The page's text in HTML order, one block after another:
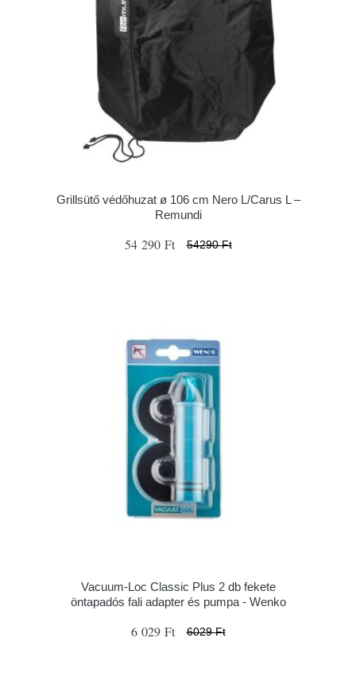
Grillsütő védőhuzat ø 106 cm Nero L/Carus L –
Remundi
54 290 Ft 54290 Ft
Vacuum-Loc Classic Plus 2 db fekete
öntapadós fali adapter és pumpa - Wenko
6 029 Ft 6029 Ft